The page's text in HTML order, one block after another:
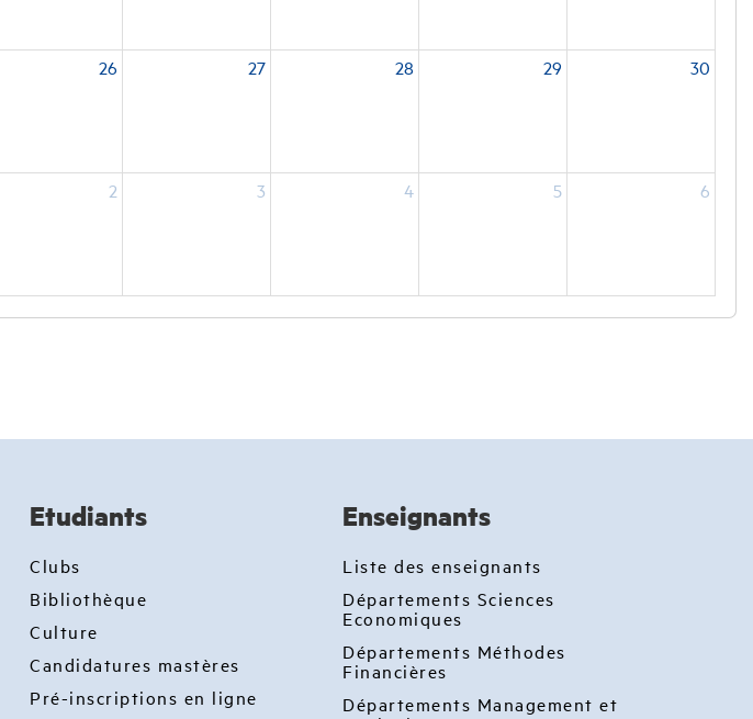
26 27 28 29 30
2 3 4 5 6
Etudiants
Clubs
Bibliothèque
Culture
Candidatures mastères
Pré-inscriptions en ligne
Enseignants
Liste des enseignants
Départements Sciences
Economiques
Départements Méthodes
Financières
Départements Management et